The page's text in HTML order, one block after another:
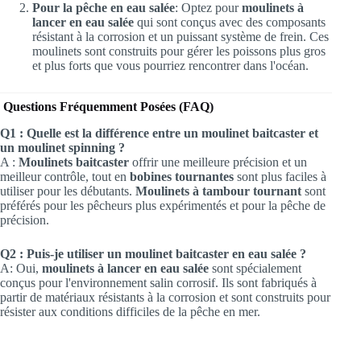
Pour la pêche en eau salée: Optez pourmoulinets à
lancer en eau salée qui sont conçus avec des composants
résistant à la corrosion et un puissant système de frein. Ces
moulinets sont construits pour gérer les poissons plus gros
et plus forts que vous pourriez rencontrer dans l'océan.
Questions Fréquemment Posées (FAQ)
Q1 : Quelle est la différence entre un moulinet baitcaster et
un moulinet spinning ?
A : Moulinets baitcaster offrir une meilleure précision et un
meilleur contrôle, tout en bobines tournantes sont plus faciles à
utiliser pour les débutants. Moulinets à tambour tournant sont
préférés pour les pêcheurs plus expérimentés et pour la pêche de
précision.
Q2 : Puis-je utiliser un moulinet baitcaster en eau salée ?
A: Oui, moulinets à lancer en eau salée sont spécialement
conçus pour l'environnement salin corrosif. Ils sont fabriqués à
partir de matériaux résistants à la corrosion et sont construits pour
résister aux conditions difficiles de la pêche en mer.